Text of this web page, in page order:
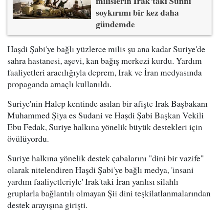
soykırımı bir kez daha
gündemde
Haşdi Şabi'ye bağlı yüzlerce milis şu ana kadar Suriye'de
sahra hastanesi, aşevi, kan bağış merkezi kurdu. Yardım
faaliyetleri aracılığıyla deprem, Irak ve İran medyasında
propaganda amaçlı kullanıldı.
Suriye'nin Halep kentinde asılan bir afişte Irak Başbakanı
Muhammed Şiya es Sudani ve Haşdi Şabi Başkan Vekili
Ebu Fedak, Suriye halkına yönelik büyük destekleri için
övülüyordu.
Suriye halkına yönelik destek çabalarını "dini bir vazife"
olarak nitelendiren Haşdi Şabi'ye bağlı medya, 'insani
yardım faaliyetleriyle' Irak'taki İran yanlısı silahlı
gruplarla bağlantılı olmayan Şii dini teşkilatlanmalarından
destek arayışına girişti.